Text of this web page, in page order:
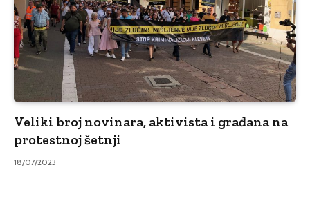
Veliki broj novinara, aktivista i građana na
protestnoj šetnji
18/07/2023